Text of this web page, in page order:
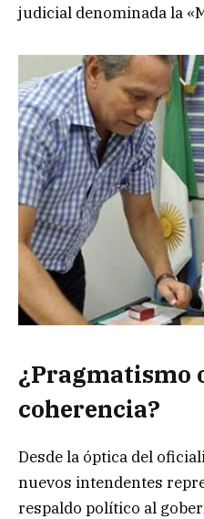
judicial denominada la
¿Pragmatismo
coherencia?
Desde la óptica del
nuevos intendentes
respaldo político al